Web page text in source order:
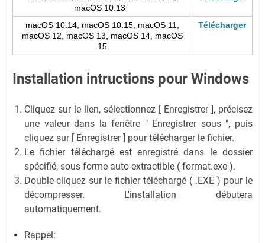
macOS 10.13
macOS 10.14, macOS 10.15, macOS 11,
macOS 12, macOS 13, macOS 14, macOS
15
Télécharger
Installation intructions pour Windows
Cliquez sur le lien, sélectionnez [ Enregistrer ], précisez
une valeur dans la fenêtre " Enregistrer sous ", puis
cliquez sur [ Enregistrer ] pour télécharger le fichier.
Le fichier téléchargé est enregistré dans le dossier
spécifié, sous forme auto-extractible ( format.exe ).
Double-cliquez sur le fichier téléchargé ( .EXE ) pour le
décompresser. L'installation débutera
automatiquement.
Rappel: